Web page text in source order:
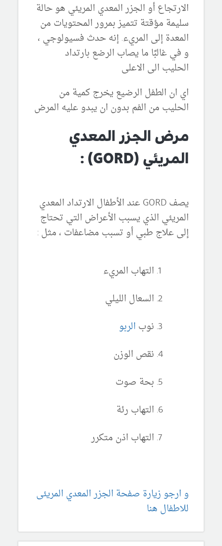
الارتجاع أو الجزر المعدي المريئي هو حالة
سليمة مؤقتة تتميز بمرور المحتويات من
المعدة إلى المريء. إنه حدث فسيولوجي ،
و في غالبًا ما يصاب الرضع بارتداد
الحليب الى الاعلى
اي ان الطفل الرضيع يخرج كمية من
الحليب من الفم بدون ان يبدو عليه المرض
مرض الجزر المعدي
المريئي (GORD) :
يصف GORD عند الأطفال الارتداد المعدي
المريئي الذي يسبب الأعراض التي تحتاج
إلى علاج طبي أو تسبب مضاعفات ، مثل :
التهاب المريء
السعال الليلي
نوب الربو
نقص الوزن
بحة صوت
التهاب رئة
التهاب اذن متكرر
و ارجو زيارة صفحة الجزر المعدي المريئى
للاطفال هنا